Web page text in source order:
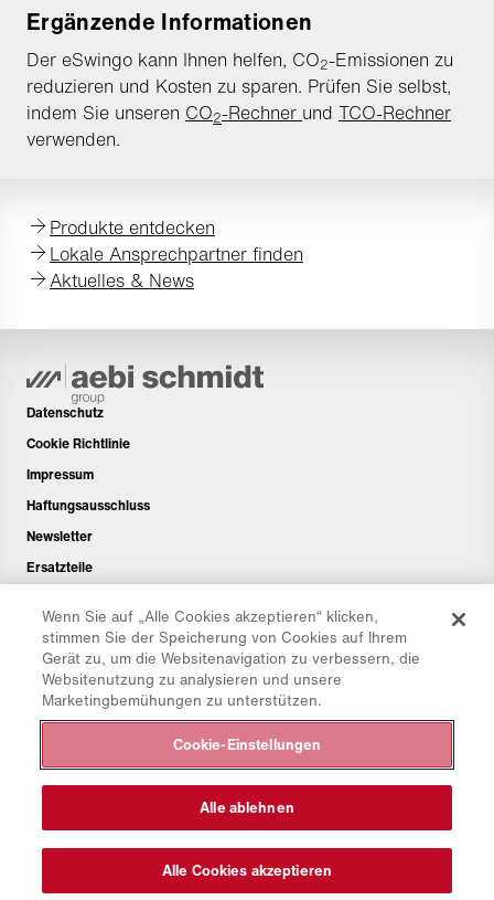
Ergänzende Informationen
Der eSwingo kann Ihnen helfen, CO2-Emissionen zu
reduzieren und Kosten zu sparen. Prüfen Sie selbst,
indem Sie unseren CO2-Rechner und TCO-Rechner
verwenden.
Produkte entdecken
Lokale Ansprechpartner finden
Aktuelles & News
Datenschutz
Cookie Richtlinie
Impressum
Haftungsausschluss
Newsletter
Ersatzteile
CO₂-Rechner
TCO-Rechner
Händler & Standorte
Produktgruppenübersicht
CollabHub Login
© 2026 Aebi Schmidt Group
Wenn Sie auf „Alle Cookies akzeptieren“ klicken,
stimmen Sie der Speicherung von Cookies auf Ihrem
Gerät zu, um die Websitenavigation zu verbessern, die
Websitenutzung zu analysieren und unsere
Marketingbemühungen zu unterstützen.
Cookie-Einstellungen
Alle ablehnen
Alle Cookies akzeptieren